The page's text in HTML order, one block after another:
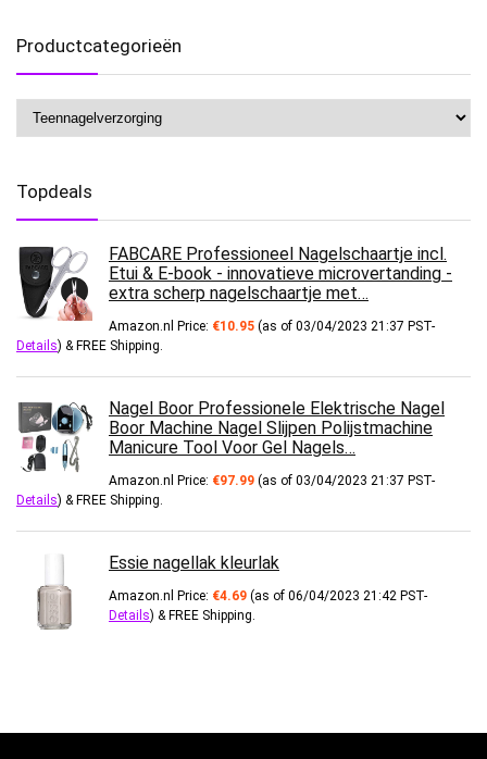
Productcategorieën
Topdeals
FABCARE Professioneel Nagelschaartje incl.
Etui & E-book - innovatieve microvertanding -
extra scherp nagelschaartje met…
Amazon.nl Price: €10.95 (as of 03/04/2023 21:37 PST-
Details) & FREE Shipping.
Nagel Boor Professionele Elektrische Nagel
Boor Machine Nagel Slijpen Polijstmachine
Manicure Tool Voor Gel Nagels…
Amazon.nl Price: €97.99 (as of 03/04/2023 21:37 PST-
Details) & FREE Shipping.
Essie nagellak kleurlak
Amazon.nl Price: €4.69 (as of 06/04/2023 21:42 PST-
Details) & FREE Shipping.